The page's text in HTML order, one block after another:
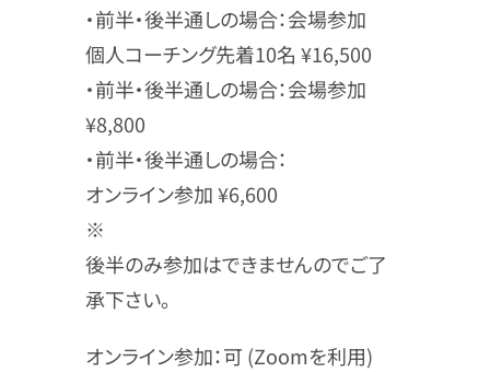
・前半・後半通しの場合：会場参加
個人コーチング先着10名 ¥16,500
・前半・後半通しの場合：会場参加
¥8,800
・前半・後半通しの場合：
オンライン参加 ¥6,600
※
後半のみ参加はできませんのでご了
承下さい。
オンライン参加：可 (Zoomを利用)